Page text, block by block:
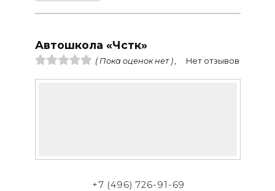
Автошкола «Чстк»
( Пока оценок нет ) , Нет отзывов
+7 (496) 726-91-69